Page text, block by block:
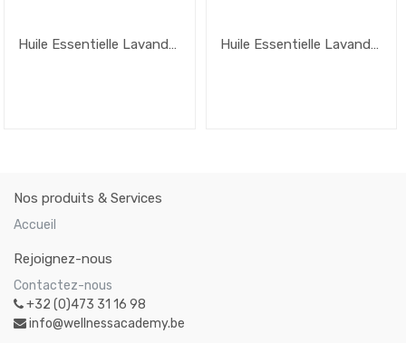
Huile Essentielle Lavande
Huile Essentielle Lavande
Nos produits & Services
Accueil
Rejoignez-nous
Contactez-nous
+32 (0)473 31 16 98
info@wellnessacademy.be